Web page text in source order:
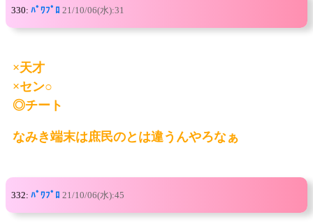
330: ﾊﾟﾜﾌﾟﾛ 21/10/06(水):31
×天才
×セン○
◎チート
なみき端末は庶民のとは違うんやろなぁ
332: ﾊﾟﾜﾌﾟﾛ 21/10/06(水):45